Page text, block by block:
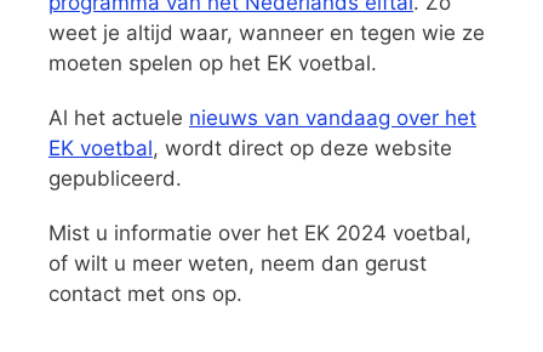
weet je altijd waar, wanneer en tegen wie ze
moeten spelen op het EK voetbal.
Al het actuele nieuws van vandaag over het
EK voetbal, wordt direct op deze website
gepubliceerd.
Mist u informatie over het EK 2024 voetbal,
of wilt u meer weten, neem dan gerust
contact met ons op.